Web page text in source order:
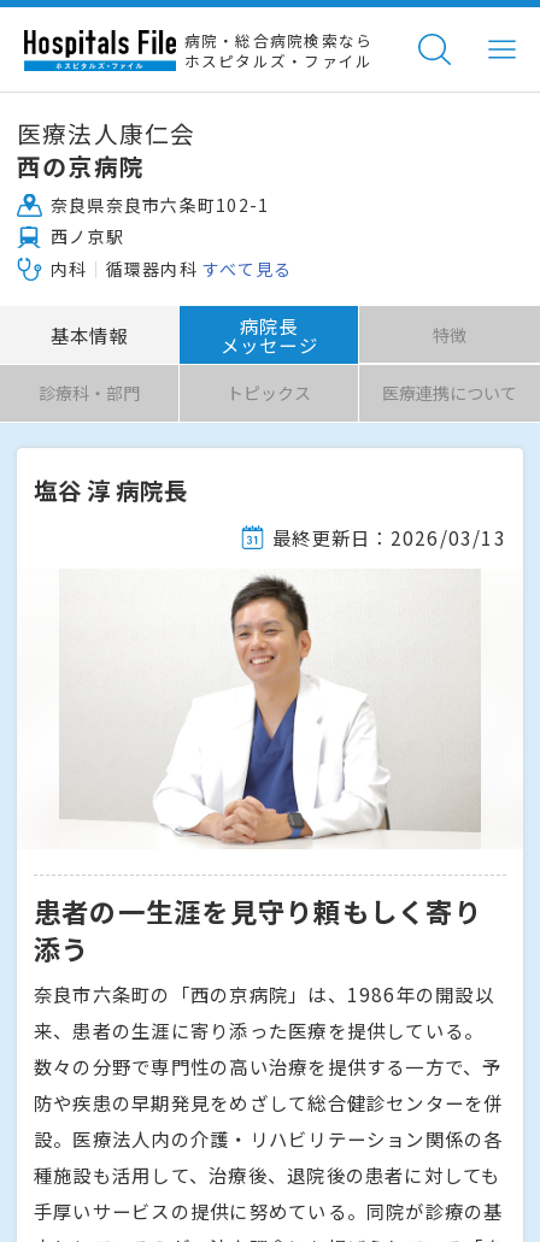
病院・総合病院検索なら
ホスピタルズ・ファイル
医療法人康仁会
西の京病院
奈良県奈良市六条町102-1
西ノ京駅
内科
循環器内科 すべて見る
基本情報 病院長
メッセージ 特徴
診療科・部門 トピックス 医療連携について
塩谷 淳 病院長
最終更新日：2026/03/13
患者の一生涯を見守り頼もしく寄り
添う
奈良市六条町の「西の京病院」は、1986年の開設以
来、患者の生涯に寄り添った医療を提供している。
数々の分野で専門性の高い治療を提供する一方で、予
防や疾患の早期発見をめざして総合健診センターを併
設。医療法人内の介護・リハビリテーション関係の各
種施設も活用して、治療後、退院後の患者に対しても
手厚いサービスの提供に努めている。同院が診療の基